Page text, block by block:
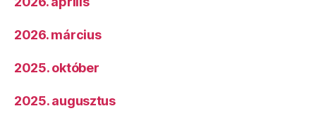
2026. március
2025. október
2025. augusztus